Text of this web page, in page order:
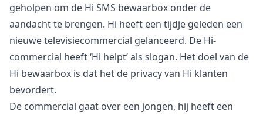
geholpen om de Hi SMS bewaarbox onder de
aandacht te brengen. Hi heeft een tijdje geleden een
nieuwe televisiecommercial gelanceerd. De Hi-
commercial heeft ‘Hi helpt’ als slogan. Het doel van de
Hi bewaarbox is dat het de privacy van Hi klanten
bevordert.
De commercial gaat over een jongen, hij heeft een